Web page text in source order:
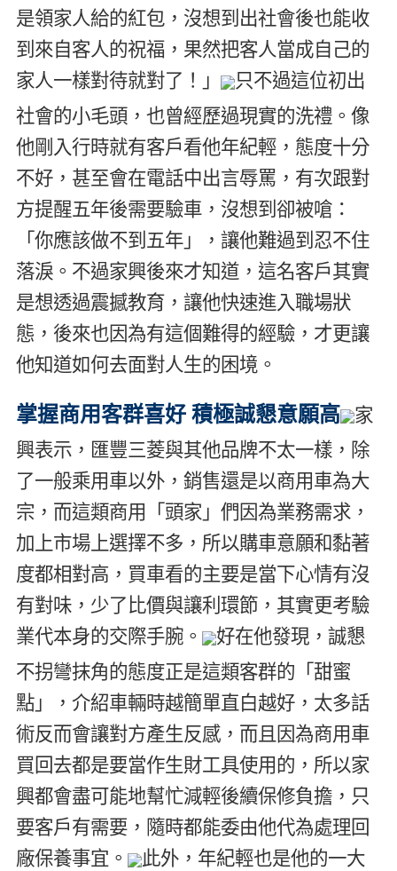
是領家人給的紅包，沒想到出社會後也能收
到來自客人的祝福，果然把客人當成自己的
家人一樣對待就對了！」
只不過這位初出
社會的小毛頭，也曾經歷過現實的洗禮。像
他剛入行時就有客戶看他年紀輕，態度十分
不好，甚至會在電話中出言辱罵，有次跟對
方提醒五年後需要驗車，沒想到卻被嗆：
「你應該做不到五年」，讓他難過到忍不住
落淚。不過家興後來才知道，這名客戶其實
是想透過震撼教育，讓他快速進入職場狀
態，後來也因為有這個難得的經驗，才更讓
他知道如何去面對人生的困境。
掌握商用客群喜好 積極誠懇意願高
家
興表示，匯豐三菱與其他品牌不太一樣，除
了一般乘用車以外，銷售還是以商用車為大
宗，而這類商用「頭家」們因為業務需求，
加上市場上選擇不多，所以購車意願和黏著
度都相對高，買車看的主要是當下心情有沒
有對味，少了比價與讓利環節，其實更考驗
業代本身的交際手腕。
好在他發現，誠懇
不拐彎抹角的態度正是這類客群的「甜蜜
點」，介紹車輛時越簡單直白越好，太多話
術反而會讓對方產生反感，而且因為商用車
買回去都是要當作生財工具使用的，所以家
興都會盡可能地幫忙減輕後續保修負擔，只
要客戶有需要，隨時都能委由他代為處理回
廠保養事宜。
此外，年紀輕也是他的一大